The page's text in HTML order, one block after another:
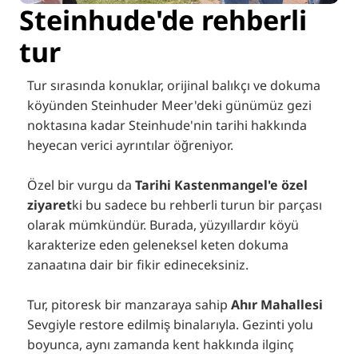
Steinhude'de rehberli
tur
Tur sırasında konuklar, orijinal balıkçı ve dokuma
köyünden Steinhuder Meer'deki günümüz gezi
noktasına kadar Steinhude'nin tarihi hakkında
heyecan verici ayrıntılar öğreniyor.
Özel bir vurgu da Tarihi Kastenmangel'e özel
ziyaretki bu sadece bu rehberli turun bir parçası
olarak mümkündür. Burada, yüzyıllardır köyü
karakterize eden geleneksel keten dokuma
zanaatına dair bir fikir edineceksiniz.
Tur, pitoresk bir manzaraya sahip Ahır Mahallesi
Sevgiyle restore edilmiş binalarıyla. Gezinti yolu
boyunca, aynı zamanda kent hakkında ilginç